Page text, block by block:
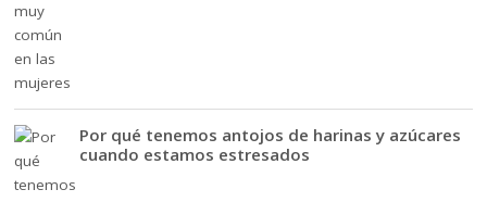
Por qué tenemos antojos de harinas y azúcares
cuando estamos estresados